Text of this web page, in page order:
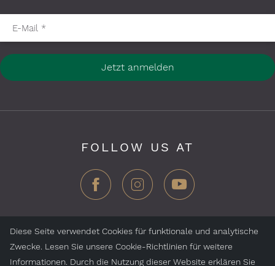
Pflichtfelder bitte ausfüllen
E-Mail *
Jetzt anmelden
FOLLOW US AT
ZEGG Hotels & Stores AG, Samnaun Dorf, CH-7563
Diese Seite verwendet Cookies für funktionale und analytische
Zwecke. Lesen Sie unsere Cookie-Richtlinien für weitere
Informationen. Durch die Nutzung dieser Website erklären Sie